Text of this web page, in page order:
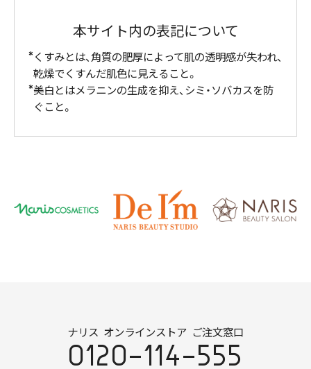
本サイト内の表記について
くすみとは、角質の肥厚によって肌の透明感が失われ、
乾燥でくすんだ肌色に見えること。
美白とはメラニンの生成を抑え、シミ・ソバカスを防
ぐこと。
ナリス オンラインストア ご注文窓口
0120-114-555